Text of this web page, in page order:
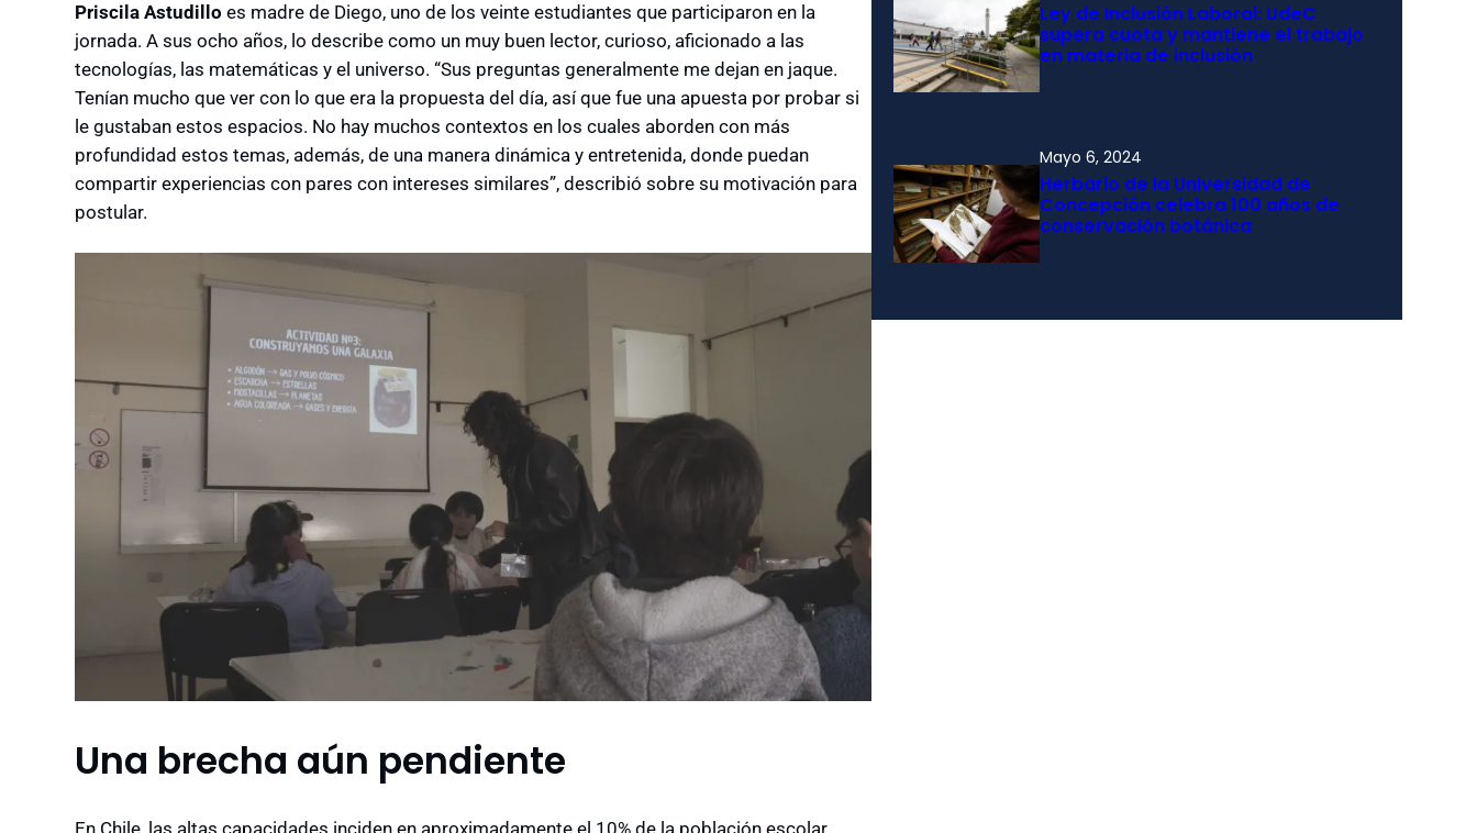
Priscila Astudillo es madre de Diego, uno de los veinte estudiantes que participaron en la
jornada. A sus ocho años, lo describe como un muy buen lector, curioso, aficionado a las
tecnologías, las matemáticas y el universo. “Sus preguntas generalmente me dejan en jaque.
Tenían mucho que ver con lo que era la propuesta del día, así que fue una apuesta por probar si
le gustaban estos espacios. No hay muchos contextos en los cuales aborden con más
profundidad estos temas, además, de una manera dinámica y entretenida, donde puedan
compartir experiencias con pares con intereses similares”, describió sobre su motivación para
postular.
Una brecha aún pendiente
En Chile, las altas capacidades inciden en aproximadamente el 10% de la población escolar.
Ley de Inclusión Laboral: UdeC
supera cuota y mantiene el trabajo
en materia de inclusión
Mayo 6, 2024
Herbario de la Universidad de
Concepción celebra 100 años de
conservación botánica